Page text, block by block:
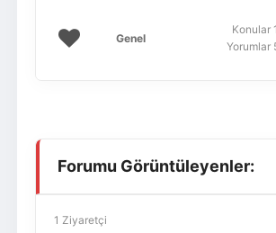
Genel
Konular
Yorumlar
Forumu Görüntüleyenler:
1 Ziyaretçi